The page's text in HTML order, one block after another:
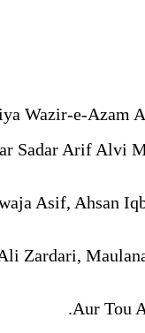
Wazir-e-Azam
Sadar Arif Alvi
Asif, Ahsan
Zardari,
Aur Tou